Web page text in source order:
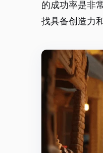
的成功率是非
找具备创造力